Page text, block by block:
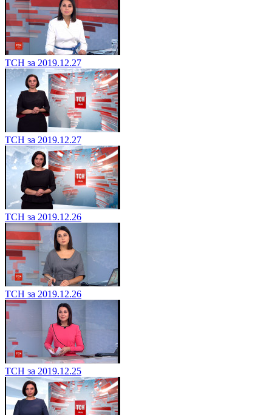
ТСН за 2019.12.27
ТСН за 2019.12.27
ТСН за 2019.12.26
ТСН за 2019.12.26
ТСН за 2019.12.25